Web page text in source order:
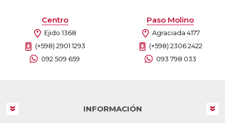
Centro
Ejido 1368
(+598) 2901 1293
092 509 659
Paso Molino
Agraciada 4177
(+598) 2306 2422
093 798 033
INFORMACIÓN